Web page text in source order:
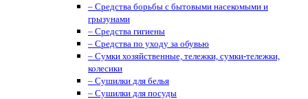
– Средства борьбы с бытовыми насекомыми и
грызунами
– Средства гигиены
– Средства по уходу за обувью
– Сумки хозяйственные, тележки, сумки-тележки,
колесики
– Сушилки для белья
– Сушилки для посуды